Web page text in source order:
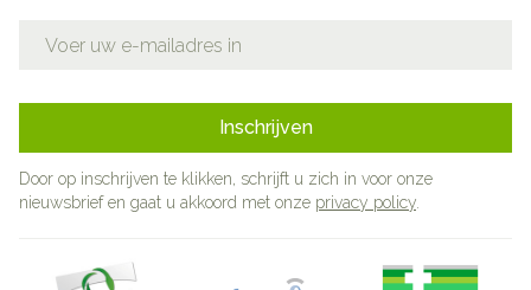
Inschrijven
Door op inschrijven te klikken, schrijft u zich in voor onze
nieuwsbrief en gaat u akkoord met onze privacy policy